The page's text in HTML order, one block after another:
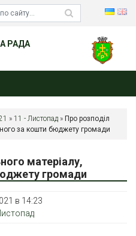
РАДА
» 11 - Листопад » Про розподіл
за кошти бюджету громади
матеріалу,
громади
в 14:23